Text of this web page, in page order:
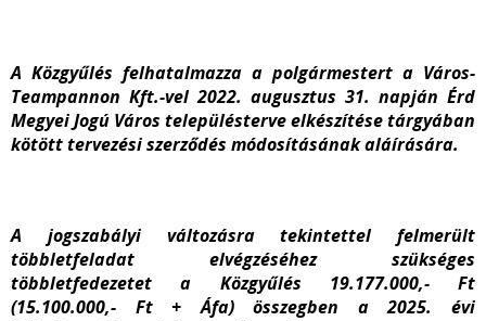
A Közgyűlés felhatalmazza a polgármestert a Város-
Teampannon Kft.-vel 2022. augusztus 31. napján Érd
Megyei Jogú Város településterve elkészítése tárgyában
kötött tervezési szerződés módosításának aláírására.
A jogszabályi változásra tekintettel felmerült
többletfeladat elvégzéséhez szükséges
többletfedezetet a Közgyűlés 19.177.000,- Ft
(15.100.000,- Ft + Áfa) összegben a 2025. évi